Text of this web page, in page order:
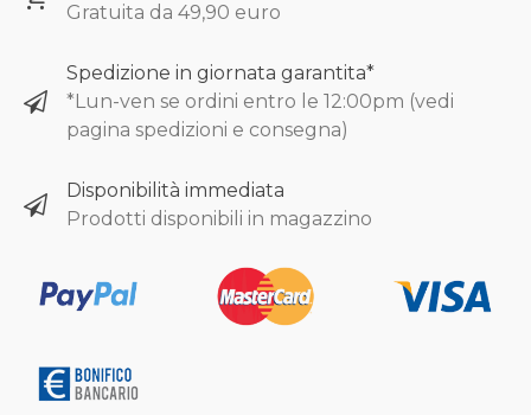
Gratuita da 49,90 euro
Spedizione in giornata garantita*
*Lun-ven se ordini entro le 12:00pm (vedi
pagina spedizioni e consegna)
Disponibilità immediata
Prodotti disponibili in magazzino